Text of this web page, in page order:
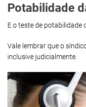
Potabilidade
E o teste de potabilidade
Vale lembrar que o
inclusive judicialmente.